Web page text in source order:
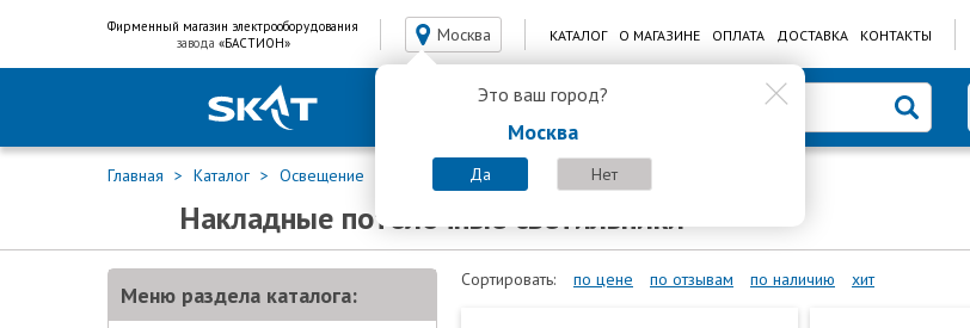
Фирменный магазин электрооборудования
завода «БАСТИОН» Москва
Это ваш город?
Москва
Да Нет
КАТАЛОГ О МАГАЗИНЕ ОПЛАТА ДОСТАВКА КОНТАКТЫ
Главная Каталог Освещение Накладные потолочные светильники
Накладные потолочные светильники
Меню раздела каталога:
Сортировать: по цене по отзывам по наличию хит